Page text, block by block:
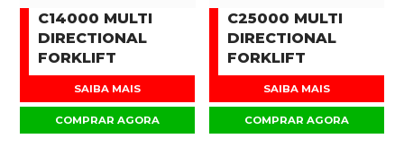
C14000 MULTI
DIRECTIONAL
FORKLIFT
SAIBA MAIS
COMPRAR AGORA
C25000 MULTI
DIRECTIONAL
FORKLIFT
SAIBA MAIS
COMPRAR AGORA